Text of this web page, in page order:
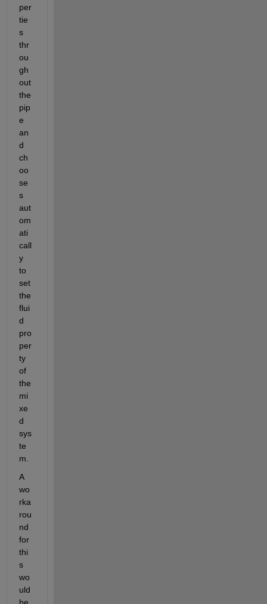
per
tie
s
thr
ou
gh
out
the
pip
e
an
d
ch
oo
se
s
aut
om
ati
call
y
to
set
the
flui
d
pro
per
ty
of
the
mi
xe
d
sys
te
m.
A
wo
rka
rou
nd
for
thi
s
wo
uld